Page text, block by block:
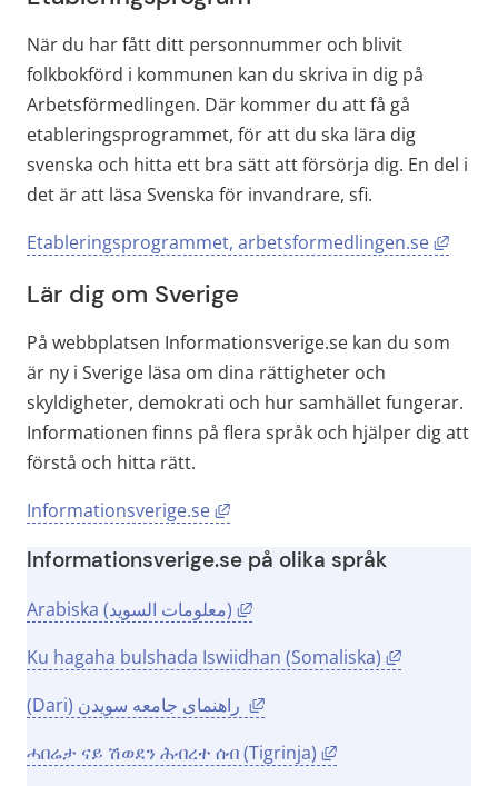
När du har fått ditt personnummer och blivit
folkbokförd i kommunen kan du skriva in dig på
Arbetsförmedlingen. Där kommer du att få gå
etableringsprogrammet, för att du ska lära dig
svenska och hitta ett bra sätt att försörja dig. En del i
det är att läsa Svenska för invandrare, sfi.
Etableringsprogrammet, arbetsformedlingen.se
Länk
Lär dig om Sverige
På webbplatsen Informationsverige.se kan du som
är ny i Sverige läsa om dina rättigheter och
skyldigheter, demokrati och hur samhället fungerar.
Informationen finns på flera språk och hjälper dig att
förstå och hitta rätt.
Informationsverige.se
Länk till annan webbplats,
Informationsverige.se på olika språk
Arabiska (معلومات السويد)
Länk till annan webbplats,
Ku hagaha bulshada Iswiidhan (Somaliska)
Länk till
Länk till annan webbplats,
ሓበሬታ ናይ ሽወደን ሕብረተ ሰብ (Tigrinja)
Länk till annan